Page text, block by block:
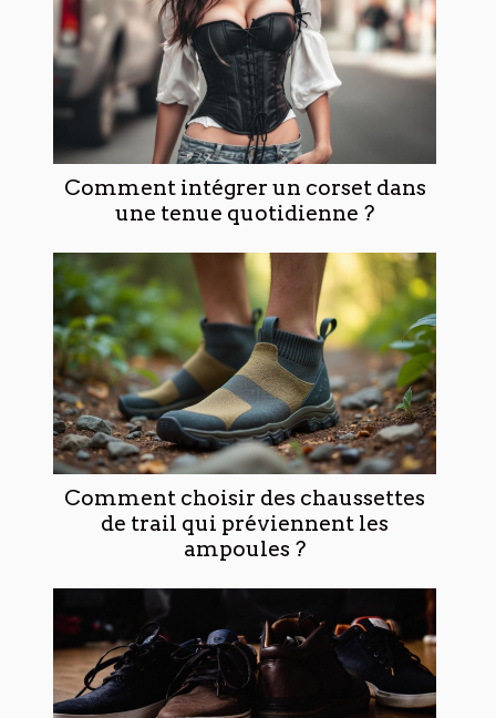
Comment intégrer un corset dans
une tenue quotidienne ?
Comment choisir des chaussettes
de trail qui préviennent les
ampoules ?